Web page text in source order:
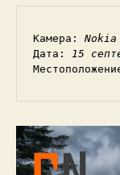
Камера: Nokia
Дата:
15